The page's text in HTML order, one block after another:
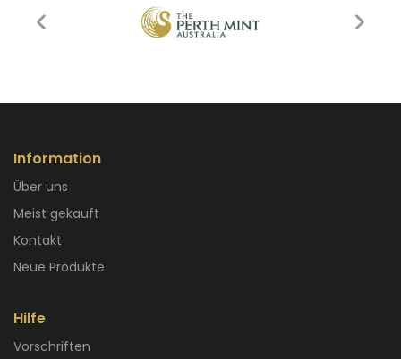
Information
Über uns
Meist gekauft
Kontakt
Neue Produkte
Hilfe
Vorschriften